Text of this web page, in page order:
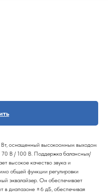
оснащенный высокоомным выходом
70 В / 100 В. Поддержка балансных/
высокое качество звука и
общей функции регулировки
эквалайзер. Он обеспечивает
в диапазоне ±6 дБ, обеспечивая